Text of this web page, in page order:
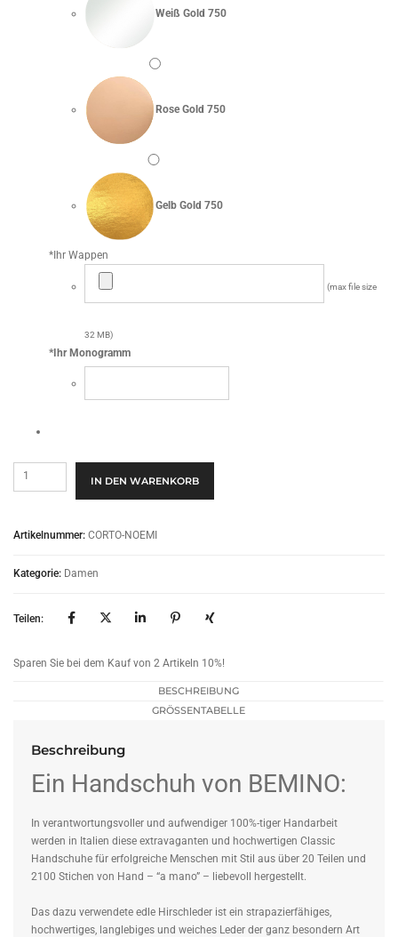
Weiß Gold 750
Rose Gold 750
Gelb Gold 750
*Ihr Wappen
(max file size
32 MB)
*Ihr Monogramm
Donna
Menge
IN DEN WARENKORB
Artikelnummer: CORTO-NOEMI
Kategorie: Damen
Teilen:
Sparen Sie bei dem Kauf von 2 Artikeln 10%!
BESCHREIBUNG
GRÖSSENTABELLE
Beschreibung
Ein Handschuh von BEMINO:
In verantwortungsvoller und aufwendiger 100%-tiger Handarbeit
werden in Italien diese extravaganten und hochwertigen Classic
Handschuhe für erfolgreiche Menschen mit Stil aus über 20 Teilen und
2100 Stichen von Hand – “a mano” – liebevoll hergestellt.
Das dazu verwendete edle Hirschleder ist ein strapazierfähiges,
hochwertiges, langlebiges und weiches Leder der ganz besondern Art